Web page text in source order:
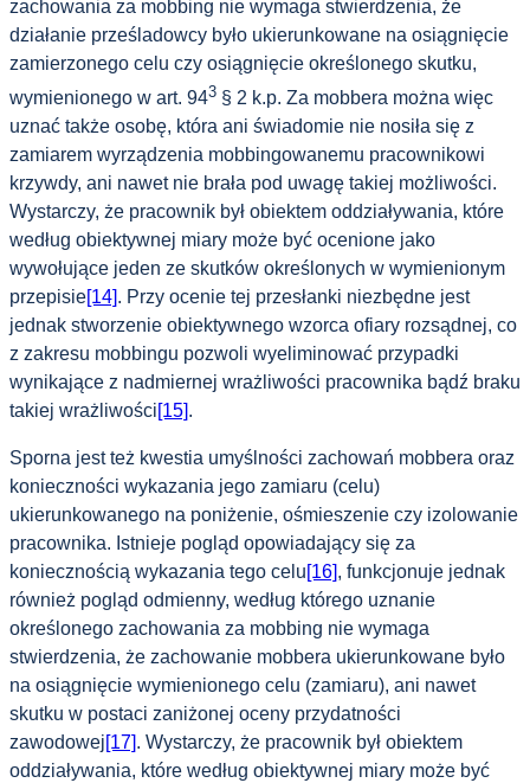
zachowania za mobbing nie wymaga stwierdzenia, że
działanie prześladowcy było ukierunkowane na osiągnięcie
zamierzonego celu czy osiągnięcie określonego skutku,
wymienionego w art. 943 § 2 k.p. Za mobbera można więc
uznać także osobę, która ani świadomie nie nosiła się z
zamiarem wyrządzenia mobbingowanemu pracownikowi
krzywdy, ani nawet nie brała pod uwagę takiej możliwości.
Wystarczy, że pracownik był obiektem oddziaływania, które
według obiektywnej miary może być ocenione jako
wywołujące jeden ze skutków określonych w wymienionym
przepisie[14]. Przy ocenie tej przesłanki niezbędne jest
jednak stworzenie obiektywnego wzorca ofiary rozsądnej, co
z zakresu mobbingu pozwoli wyeliminować przypadki
wynikające z nadmiernej wrażliwości pracownika bądź braku
takiej wrażliwości[15].
Sporna jest też kwestia umyślności zachowań mobbera oraz
konieczności wykazania jego zamiaru (celu)
ukierunkowanego na poniżenie, ośmieszenie czy izolowanie
pracownika. Istnieje pogląd opowiadający się za
koniecznością wykazania tego celu[16], funkcjonuje jednak
również pogląd odmienny, według którego uznanie
określonego zachowania za mobbing nie wymaga
stwierdzenia, że zachowanie mobbera ukierunkowane było
na osiągnięcie wymienionego celu (zamiaru), ani nawet
skutku w postaci zaniżonej oceny przydatności
zawodowej[17]. Wystarczy, że pracownik był obiektem
oddziaływania, które według obiektywnej miary może być